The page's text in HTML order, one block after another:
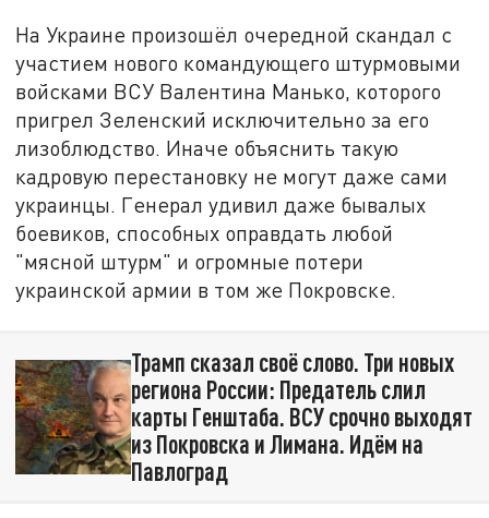
На Украине произошёл очередной скандал с
участием нового командующего штурмовыми
войсками ВСУ Валентина Манько, которого
пригрел Зеленский исключительно за его
лизоблюдство. Иначе объяснить такую
кадровую перестановку не могут даже сами
украинцы. Генерал удивил даже бывалых
боевиков, способных оправдать любой
"мясной штурм" и огромные потери
украинской армии в том же Покровске.
Трамп сказал своё слово. Три новых
региона России: Предатель слил
карты Генштаба. ВСУ срочно выходят
из Покровска и Лимана. Идём на
Павлоград